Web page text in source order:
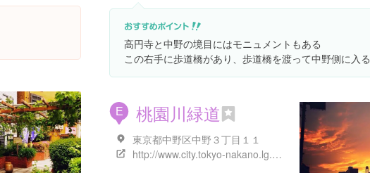
高円寺と中野の境目にはモニュメントもある
この右手に歩道橋があり、歩道橋を渡って中野側に入る
E 桃園川緑道
東京都中野区中野３丁目１１
http://www.city.tokyo-nakano.lg.jp/dept/503000/d005285.html